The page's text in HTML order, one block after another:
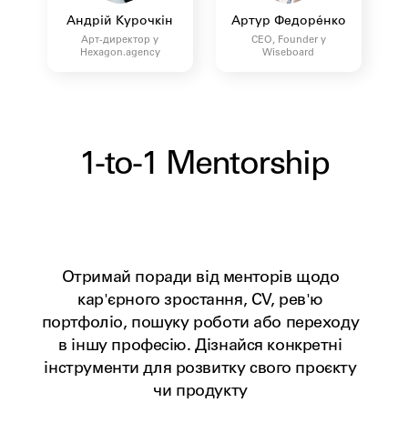
Андрій Курочкін
Арт-директор у
Hexagon.agency
Артур Федорéнко
CEO, Founder у
Wiseboard
1-to-1 Mentorship
Отримай поради від менторів щодо
кар'єрного зростання, CV, рев'ю
портфоліо, пошуку роботи або переходу
в іншу професію. Дізнайся конкретні
інструменти для розвитку свого проєкту
чи продукту